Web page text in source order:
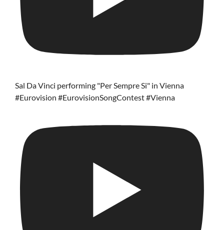
Sal Da Vinci performing "Per Sempre Si" in Vienna
#Eurovision #EurovisionSongContest #Vienna